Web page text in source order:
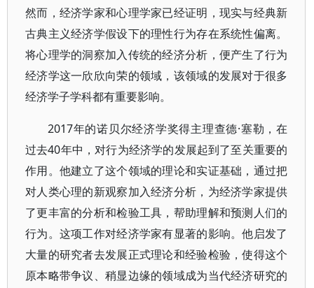
然而，经济学家和心理学家已经证明，现实与经典新
古典主义经济学假设下的理性行为存在系统性偏离。
将心理学的洞察加入传统的经济分析，便产生了行为
经济学这一欣欣向荣的领域，该领域的发展对于很多
经济学子学科都有重要影响。
2017年的诺贝尔经济学奖得主理查德·塞勒，在
过去40年中，对行为经济学的发展起到了至关重要的
作用。他建立了这个领域的理论和实证基础，通过把
对人类心理的新观察加入经济分析，为经济学家提供
了更丰富的分析和检验工具，帮助理解和预测人们的
行为。这项工作对经济学家有显著的影响。他启发了
大量的研究者去发展正式理论和经验检验，使得这个
原本略带争议、稍显边缘的领域成为当代经济研究的